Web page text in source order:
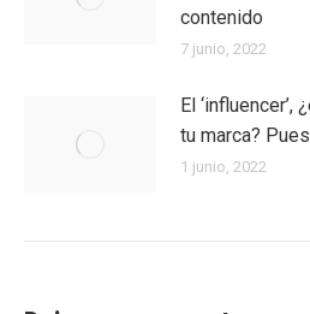
contenido
7 junio, 2022
El ‘influencer’,
tu marca?
1 junio, 2022